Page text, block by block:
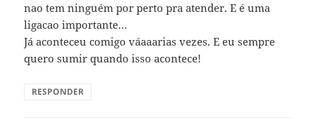
nao tem ninguém por perto pra atender. E é uma
ligacao importante…
Já aconteceu comigo váaaarias vezes. E eu sempre
quero sumir quando isso acontece!
RESPONDER